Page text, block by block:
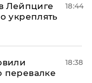
Лейпциге
укреплять
18:44
18:38